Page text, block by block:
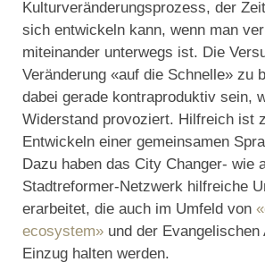
Kulturveränderungsprozess, der
sich entwickeln kann, wenn man
miteinander unterwegs ist. Die
Veränderung «auf die Schnelle» zu
dabei gerade kontraproduktiv sein,
Widerstand provoziert. Hilfreich ist
Entwickeln einer gemeinsamen
Dazu haben das City Changer- wie
Stadtreformer-Netzwerk hilfreiche
erarbeitet, die auch im Umfeld von
ecosystem» und der
Einzug halten werden.